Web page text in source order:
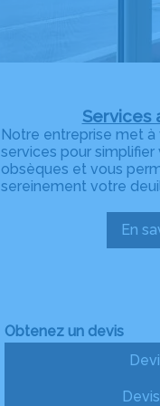
Services
Notre entreprise met
services pour
obsèques et vous
sereinement votre
En
Obtenez un devis